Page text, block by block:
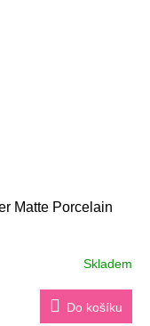
Matte Porcelain
Skladem
Do košíku